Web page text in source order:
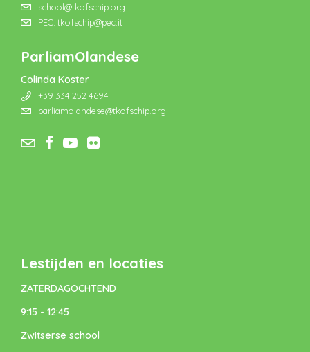
school@tkofschip.org
PEC: tkofschip@pec.it
ParliamOlandese
Colinda Koster
+39 334 252 4694
parliamolandese@tkofschip.org
Lestijden en locaties
ZATERDAGOCHTEND
9:15 - 12:45
Zwitserse school